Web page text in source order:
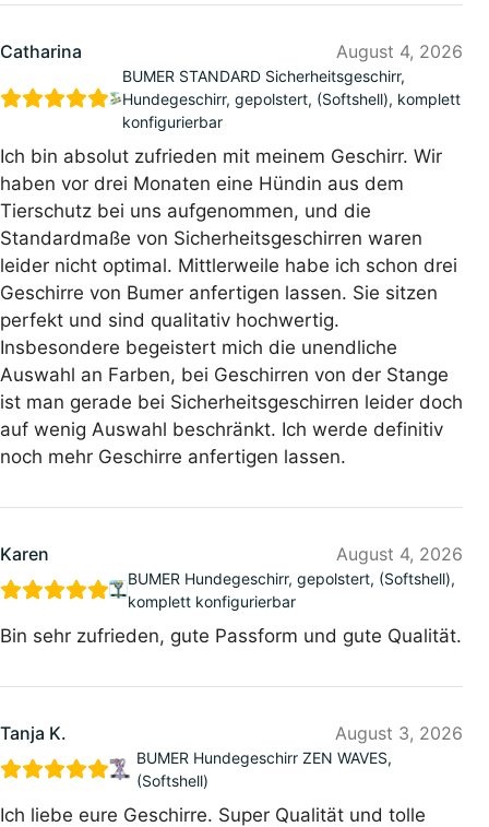
Catharina August 4, 2026
BUMER STANDARD Sicherheitsgeschirr,
Hundegeschirr, gepolstert, (Softshell), komplett
konfigurierbar
Ich bin absolut zufrieden mit meinem Geschirr. Wir
haben vor drei Monaten eine Hündin aus dem
Tierschutz bei uns aufgenommen, und die
Standardmaße von Sicherheitsgeschirren waren
leider nicht optimal. Mittlerweile habe ich schon drei
Geschirre von Bumer anfertigen lassen. Sie sitzen
perfekt und sind qualitativ hochwertig.
Insbesondere begeistert mich die unendliche
Auswahl an Farben, bei Geschirren von der Stange
ist man gerade bei Sicherheitsgeschirren leider doch
auf wenig Auswahl beschränkt. Ich werde definitiv
noch mehr Geschirre anfertigen lassen.
Karen August 4, 2026
BUMER Hundegeschirr, gepolstert, (Softshell),
komplett konfigurierbar
Bin sehr zufrieden, gute Passform und gute Qualität.
Tanja K. August 3, 2026
BUMER Hundegeschirr ZEN WAVES,
(Softshell)
Ich liebe eure Geschirre. Super Qualität und tolle